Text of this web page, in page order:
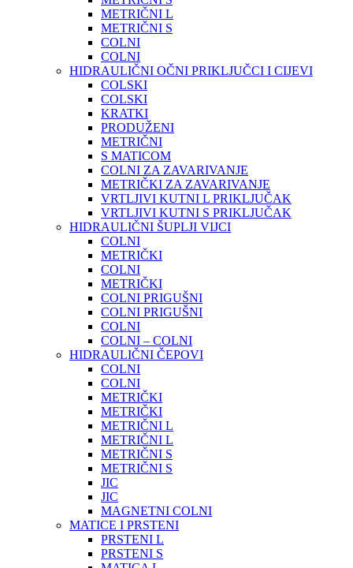
METRIČNI L
METRIČNI S
COLNI
COLNI
HIDRAULIČNI OČNI PRIKLJUČCI I CIJEVI
COLSKI
COLSKI
KRATKI
PRODUŽENI
METRIČNI
S MATICOM
COLNI ZA ZAVARIVANJE
METRIČKI ZA ZAVARIVANJE
VRTLJIVI KUTNI L PRIKLJUČAK
VRTLJIVI KUTNI S PRIKLJUČAK
HIDRAULIČNI ŠUPLJI VIJCI
COLNI
METRIČKI
COLNI
METRIČKI
COLNI PRIGUŠNI
COLNI PRIGUŠNI
COLNI
COLNI – COLNI
HIDRAULIČNI ČEPOVI
COLNI
COLNI
METRIČKI
METRIČKI
METRIČNI L
METRIČNI L
METRIČNI S
METRIČNI S
JIC
JIC
MAGNETNI COLNI
MATICE I PRSTENI
PRSTENI L
PRSTENI S